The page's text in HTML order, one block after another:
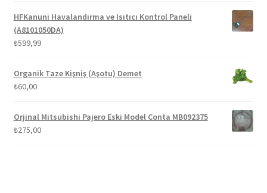
HFKanuni Havalandırma ve Isıtıcı Kontrol Paneli
(A8101050DA)
₺599,99
Organik Taze Kişniş (Aşotu) Demet
₺60,00
Orjinal Mitsubishi Pajero Eski Model Conta MB092375
₺275,00